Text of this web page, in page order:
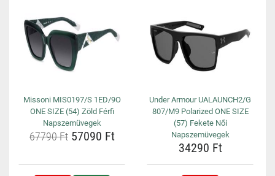
Missoni MIS0197/S 1ED/9O
ONE SIZE (54) Zöld Férfi
Napszemüvegek
67790 Ft57090 Ft
Under Armour UALAUNCH2/G
807/M9 Polarized ONE SIZE
(57) Fekete Női
Napszemüvegek
34290 Ft